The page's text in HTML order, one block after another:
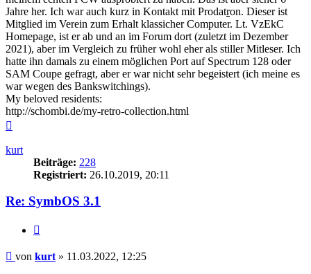
Jahre her. Ich war auch kurz in Kontakt mit Prodatron. Dieser ist
Mitglied im Verein zum Erhalt klassicher Computer. Lt. VzEkC
Homepage, ist er ab und an im Forum dort (zuletzt im Dezember
2021), aber im Vergleich zu früher wohl eher als stiller Mitleser. Ich
hatte ihn damals zu einem möglichen Port auf Spectrum 128 oder
SAM Coupe gefragt, aber er war nicht sehr begeistert (ich meine es
war wegen des Bankswitchings).
My beloved residents:
http://schombi.de/my-retro-collection.html
kurt
Beiträge: 228
Registriert: 26.10.2019, 20:11
Re: SymbOS 3.1
Beitrag
von kurt » 11.03.2022, 12:25